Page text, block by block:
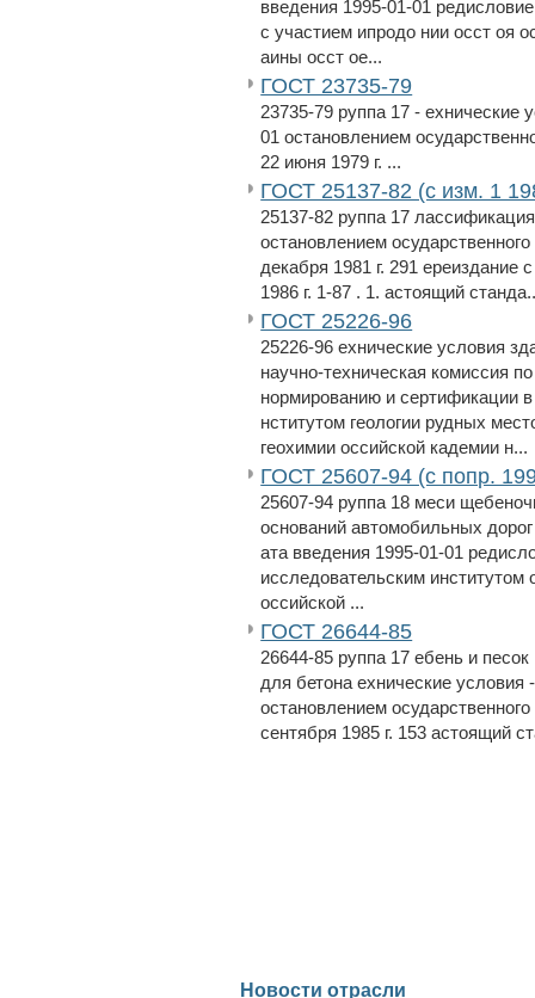
введения 1995-01-01
с участием ипродо нии осст оя
аины осст ое...
ГОСТ 23735-79
23735-79 руппа 17 - ехнические
01 остановлением
22 июня 1979 г. ...
ГОСТ 25137-82 (с изм. 1
25137-82 руппа 17
остановлением
декабря 1981 г. 291
1986 г. 1-87 . 1. астоящий
ГОСТ 25226-96
25226-96 ехнические условия
научно-техническая комиссия
нормированию и сертификации
нститутом геологии рудных
геохимии оссийской кадемии н...
ГОСТ 25607-94 (с попр.
25607-94 руппа 18 меси
оснований автомобильных
ата введения 1995-01-01
исследовательским
оссийской ...
ГОСТ 26644-85
26644-85 руппа 17 ебень и
для бетона ехнические условия
остановлением
сентября 1985 г. 153 астоящий
Новости отрасли